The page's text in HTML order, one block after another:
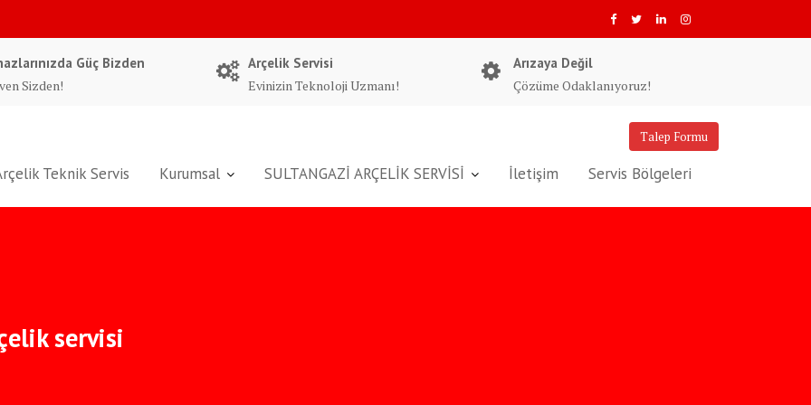
Güç Bizden
Sizden!
Arçelik Servisi
Evinizin Teknoloji Uzmanı!
Arızaya Değil
Çözüme Odaklanıyoruz!
Talep Formu
Teknik Servis Kurumsal SULTANGAZİ ARÇELİK SERVİSİ İletişim Servis Bölgeleri
servisi